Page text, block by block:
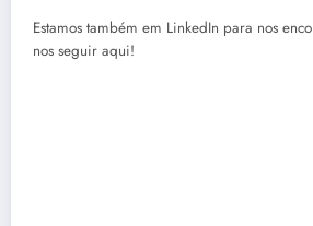
Estamos também em LinkedIn para nos
nos seguir aqui!